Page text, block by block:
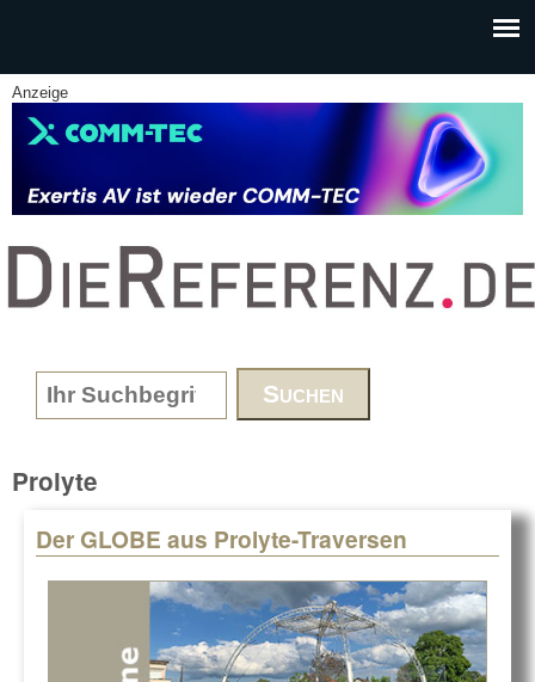
Anzeige
www.DieReferenz.de
Search form
Prolyte
Der GLOBE aus Prolyte-Traversen
Pages